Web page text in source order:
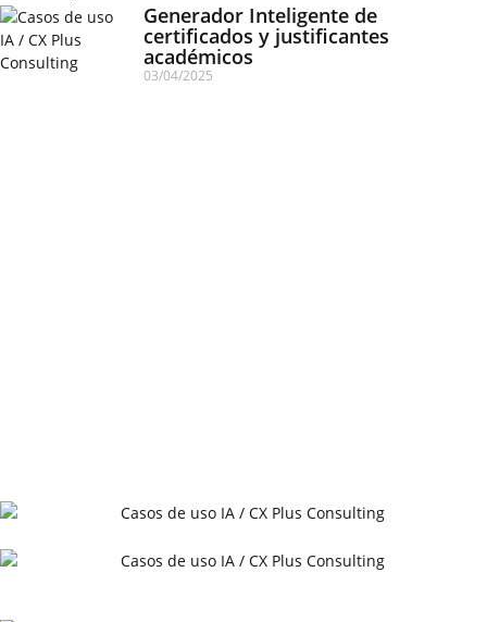
Generador Inteligente de
certificados y justificantes
académicos
03/04/2025